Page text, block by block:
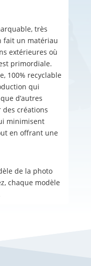
très
fait un matériau
extérieures où
primordiale.
100% recyclable
qui
d’autres
des créations
minimisent
en offrant une
de la photo
chaque modèle